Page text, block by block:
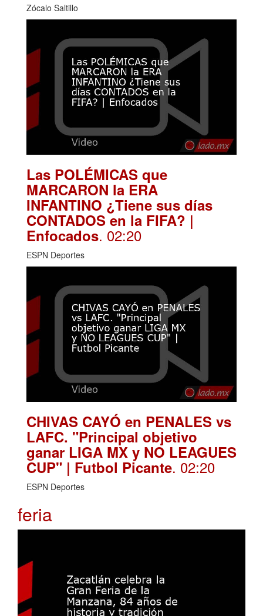
Zócalo Saltillo
Las POLÉMICAS que
MARCARON la ERA
INFANTINO ¿Tiene sus días
CONTADOS en la FIFA? |
Enfocados. 02:20
ESPN Deportes
CHIVAS CAYÓ en PENALES vs
LAFC. "Principal objetivo
ganar LIGA MX y NO LEAGUES
CUP" | Futbol Picante. 02:20
ESPN Deportes
feria